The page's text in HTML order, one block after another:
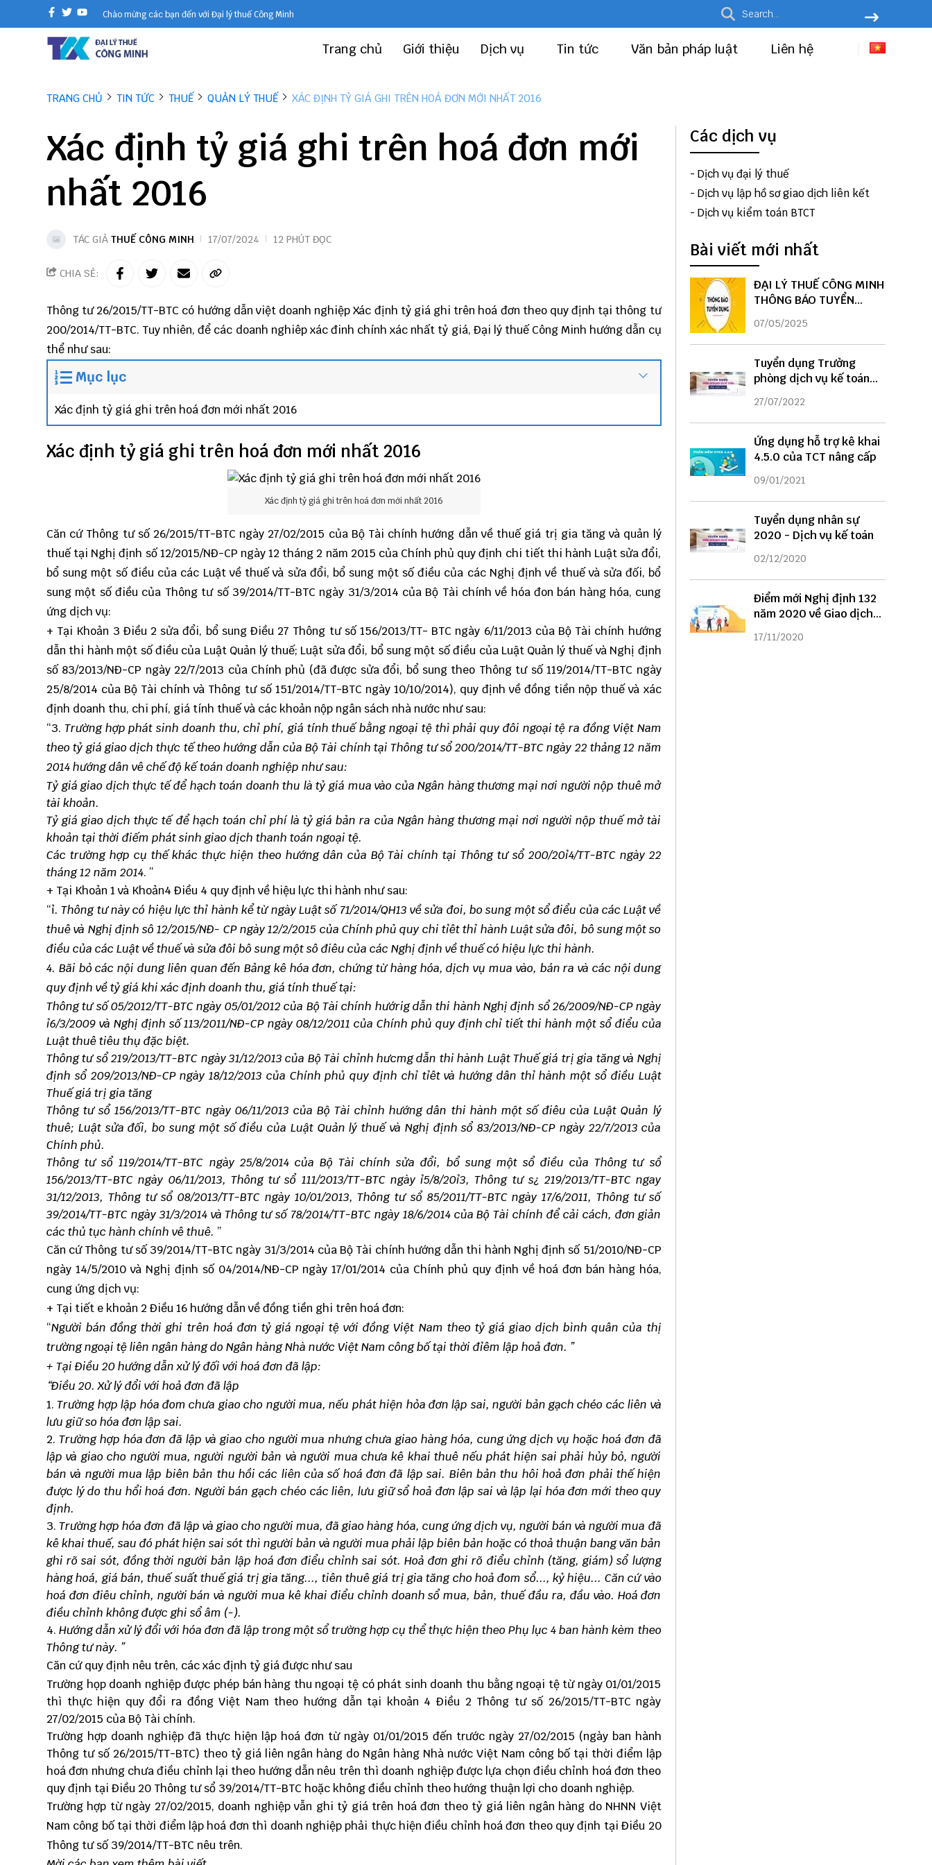
Chào mừng các bạn đến với Đại lý thuế Công Minh
Trang chủ Giới thiệu Dịch vụ Tin tức Văn bản pháp luật Liên hệ
TRANG CHỦ TIN TỨC THUẾ QUẢN LÝ THUẾ XÁC ĐỊNH TỶ GIÁ GHI TRÊN HOÁ ĐƠN MỚI NHẤT 2016
Xác định tỷ giá ghi trên hoá đơn mới
nhất 2016
TÁC GIẢ THUẾ CÔNG MINH 17/07/2024 12 PHÚT ĐỌC
CHIA SẺ:
Thông tư 26/2015/TT-BTC có hướng dẫn việt doanh nghiệp Xác định tỷ giá ghi trên hoá đơn theo quy định tại thông tư
200/2014/TT-BTC. Tuy nhiên, để các doanh nghiêp xác đinh chính xác nhất tỷ giá, Đại lý thuế Công Minh hướng dẫn cụ
thể như sau:
Mục lục
Xác định tỷ giá ghi trên hoá đơn mới nhất 2016
Xác định tỷ giá ghi trên hoá đơn mới nhất 2016
Xác định tỷ giá ghi trên hoá đơn mới nhất 2016
Căn cứ Thông tư số 26/2015/TT-BTC ngày 27/02/2015 của Bộ Tài chính hướng dẫn về thuế giá trị gia tăng và quản lý
thuế tại Nghị định số 12/2015/NĐ-CP ngày 12 tháng 2 năm 2015 của Chính phủ quy định chi tiết thi hành Luật sửa đổi,
bổ sung một số điều của các Luật về thuế và sửa đổi, bổ sung một số điều của các Nghị định về thuế và sửa đối, bổ
sung một số điều của Thông tư số 39/2014/TT-BTC ngày 31/3/2014 của Bộ Tài chính về hóa đon bán hàng hóa, cung
ứng dịch vụ:
+ Tại Khoản 3 Điều 2 sửa đổi, bổ sung Điều 27 Thông tư số 156/2013/TT- BTC ngày 6/11/2013 của Bộ Tài chính hướng
dẫn thi hành một số điều của Luật Quản lý thuế; Luật sửa đổi, bổ sung một số điều của Luật Quản lý thuế và Nghị định
số 83/2013/NĐ-CP ngày 22/7/2013 của Chính phủ (đã được sửa đổi, bổ sung theo Thông tư số 119/2014/TT-BTC ngày
25/8/2014 của Bộ Tài chính và Thông tư số 151/2014/TT-BTC ngày 10/10/2014), quy định về đồng tiền nộp thuế và xác
định doanh thu, chi phí, giá tính thuế và các khoản nộp ngân sách nhà nước như sau:
“3. Trường hợp phát sinh doanh thu, chỉ phí, giá tính thuế bằng ngoại tệ thì phải quy đôi ngoại tệ ra đồng Việt Nam
theo tỷ giá giao dịch thực tế theo hướng dẫn của Bộ Tài chính tại Thông tư sổ 200/2014/TT-BTC ngày 22 thảng 12 năm
2014 hướng dân vê chế độ kế toán doanh nghiệp như sau:
Tỷ giá giao dịch thực tế để hạch toán doanh thu là tỷ giá mua vào của Ngân hàng thương mại nơi người nộp thuê mở
tài khoản.
Tỷ giá giao dịch thực tế để hạch toán chỉ phí là tỷ giá bản ra của Ngân hàng thương mại nơi người nộp thuế mở tài
khoản tại thời điếm phát sinh giao dịch thanh toán ngoại tệ.
Các trường hợp cụ thế khác thực hiện theo hướng dân của Bộ Tài chính tại Thông tư sổ 200/20ỉ4/TT-BTC ngày 22
tháng 12 năm 2014. ”
+ Tại Khoản 1 và Khoản4 Điều 4 quy định về hiệu lực thi hành như sau:
“ỉ. Thông tư này có hiệu lực thỉ hành kể từ ngày Luật số 71/2014/QH13 về sửa đoi, bo sung một sổ điểu của các Luật về
thuê và Nghị định sô 12/2015/NĐ- CP ngày 12/2/2015 của Chính phủ quy chi tỉêt thỉ hành Luật sửa đôi, bô sung một so
điều của các Luật về thuế và sửa đôi bô sung một sô điêu của các Nghị định về thuế có hiệu lực thi hành.
4. Bãi bỏ các nội dung liên quan đến Bảng kê hóa đơn, chứng từ hàng hóa, dịch vụ mua vào, bán ra và các nội dung
quy định về tỷ giá khi xác định doanh thu, giá tính thuế tại:
Thông tư số 05/2012/TT-BTC ngày 05/01/2012 của Bộ Tài chính hướrig dẫn thi hành Nghị định sổ 26/2009/NĐ-CP ngày
ỉ6/3/2009 và Nghị định số 113/2011/NĐ-CP ngày 08/12/2011 của Chính phủ quy định chỉ tiết thi hành một sổ điểu của
Luật thuê tiêu thụ đặc biệt.
Thông tư sổ 219/2013/TT-BTC ngày 31/12/2013 của Bộ Tài chỉnh hưcmg dẫn thi hành Luật Thuế giá trị gia tăng và Nghị
định sổ 209/2013/NĐ-CP ngày 18/12/2013 của Chính phủ quy định chỉ tỉêt và hướng dân thỉ hành một sổ điều Luật
Thuế giá trị gia tăng
Thông tư sổ 156/2013/TT-BTC ngày 06/11/2013 của Bộ Tài chỉnh hướng dân thi hành một số điêu của Luật Quản lý
thuê; Luật sửa đối, bo sung một số điều của Luật Quản lý thuế và Nghị định sổ 83/2013/NĐ-CP ngày 22/7/2013 của
Chính phủ.
Thông tư sổ 119/2014/TT-BTC ngày 25/8/2014 của Bộ Tài chính sửa đổi, bổ sung một sổ điều của Thông tư sổ
156/2013/TT-BTC ngày 06/11/2013, Thông tư sổ 111/2013/TT-BTC ngày ỉ5/8/20ỉ3, Thông tư s¿ 219/2013/TT-BTC ngay
31/12/2013, Thông tư sổ 08/2013/TT-BTC ngày 10/01/2013, Thông tư sổ 85/2011/TT-BTC ngày 17/6/2011, Thông tư số
39/2014/TT-BTC ngày 31/3/2014 và Thông tư số 78/2014/TT-BTC ngày 18/6/2014 của Bộ Tài chính để cải cách, đơn giản
các thủ tục hành chính vê thuê. ”
Căn cứThông tư số 39/2014/TT-BTC ngày 31/3/2014 của Bộ Tài chính hướng dẫn thi hành Nghị định số 51/2010/NĐ-CP
ngày 14/5/2010 và Nghị định số 04/2014/NĐ-CP ngày 17/01/2014 của Chính phủ quy định về hoá đơn bán hàng hóa,
cung ứng dịch vụ:
+ Tại tiết e khoản 2 Điều 16 hướng dẫn về đồng tiền ghi trên hoá đơn:
“Người bán đồng thời ghi trên hoá đơn tỷ giá ngoại tệ với đồng Việt Nam theo tỷ giá giao dịch bình quân của thị
trường ngoại tệ liên ngân hàng do Ngân hàng Nhà nước Việt Nam công bố tại thời đỉêm lập hoả đơn. ”
+ Tại Điều 20 hướng dẫn xử lý đối với hoá đơn đã lập:
“Điều 20. Xử lý đổi với hoả đơn đã lập
Trường hợp lập hóa đom chưa giao cho người mua, nếu phát hiện hỏa đơn lập sai, người bản gạch chéo các liên và
lưu giữ so hóa đơn lập sai.
Trường hợp hóa đơn đã lập và giao cho người mua nhưng chưa giao hàng hóa, cung ứng dịch vụ hoặc hoá đơn đã
lập và giao cho người mua, người người bản và người mua chưa kê khai thuê nếu phát hiện sai phải hủy bỏ, người
bán và người mua lập biên bản thu hồi các liên của số hoá đơn đã lập sai. Biên bản thu hôi hoả đơn phải thế hiện
được lý do thu hổi hoá đơn. Người bán gạch chéo các liên, lưu giữ sổ hoả đơn lập sai và lập lại hóa đơn mới theo quy
định.
Trường hợp hóa đơn đã lập và giao cho người mua, đã giao hàng hóa, cung ứng dịch vụ, người bán và người mua đã
kê khai thuế, sau đó phát hiện sai sót thì người bản và người mua phải lập biên bản hoặc có thoả thuận bang văn bản
ghi rõ sai sót, đồng thời người bản lập hoá đơn điểu chỉnh sai sót. Hoả đơn ghi rõ điểu chỉnh (tăng, giám) sổ lượng
hàng hoá, giá bán, thuế suất thuế giá trị gia tăng..., tiên thuê giá trị gia tăng cho hoả đom sổ..., kỷ hiệu... Căn cứ vào
hoá đơn điêu chỉnh, người bán và người mua kê khai điểu chỉnh doanh sổ mua, bản, thuế đầu ra, đầu vào. Hoá đơn
điều chỉnh không được ghi sổ âm (-).
Hướng dẫn xử lý đổi với hóa đơn đã lập trong một sổ trường hợp cụ thể thực hiện theo Phụ lục 4 ban hành kèm theo
Thông tư này. ”
Căn cứ quy định nêu trên, các xác định tỷ giá được như sau
Trường họp doanh nghiệp được phép bán hàng thu ngoại tệ có phát sinh doanh thu bằng ngoại tệ từ ngày 01/01/2015
thì thực hiện quy đổi ra đồng Việt Nam theo hướng dẫn tại khoản 4 Điều 2 Thông tư số 26/2015/TT-BTC ngày
27/02/2015 của Bộ Tài chính.
Trường hợp doanh nghiệp đã thực hiện lập hoá đơn từ ngày 01/01/2015 đến trước ngày 27/02/2015 (ngày ban hành
Thông tư số 26/2015/TT-BTC) theo tỷ giá liên ngân hàng do Ngân hàng Nhà nước Việt Nam công bố tại thời điểm lập
hoá đơn nhưng chưa điều chỉnh lại theo hướng dẫn nêu trên thì doanh nghiệp được lựa chọn điều chỉnh hoá đơn theo
quy định tại Điều 20 Thông tư sổ 39/2014/TT-BTC hoặc không điều chỉnh theo hướng thuận lợi cho doanh nghiệp.
Trường hợp từ ngày 27/02/2015, doanh nghiệp vẫn ghi tỷ giá trên hoá đơn theo tỷ giá liên ngân hàng do NHNN Việt
Nam công bố tại thời điểm lập hoá đơn thì doanh nghiệp phải thực hiện điều chỉnh hoá đơn theo quy định tại Điều 20
Thông tư số 39/2014/TT-BTC nêu trên.
Các dịch vụ
- Dịch vụ đại lý thuế
- Dịch vụ lập hồ sơ giao dịch liên kết
- Dịch vụ kiểm toán BTCT
Bài viết mới nhất
ĐẠI LÝ THUẾ CÔNG MINH
THÔNG BÁO TUYỂN
DỤNG
07/05/2025
Tuyển dụng Trưởng
phòng dịch vụ kế toán
năm 2022
27/07/2022
Ứng dụng hỗ trợ kê khai
4.5.0 của TCT nâng cấp
09/01/2021
Tuyển dụng nhân sự
2020 - Dịch vụ kế toán
02/12/2020
Điểm mới Nghị định 132
năm 2020 về Giao dịch
liên kết
17/11/2020